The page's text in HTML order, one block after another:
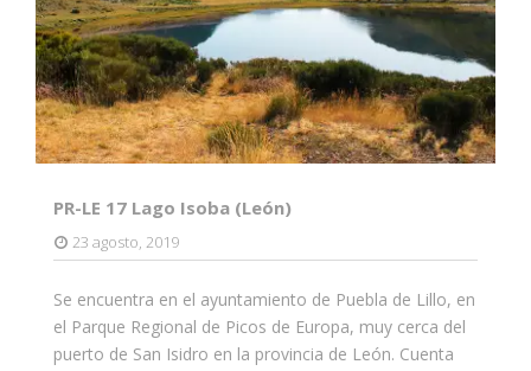
PR-LE 17 Lago Isoba (León)
23 agosto, 2019
Se encuentra en el ayuntamiento de Puebla de Lillo, en
el Parque Regional de Picos de Europa, muy cerca del
puerto de San Isidro en la provincia de León. Cuenta